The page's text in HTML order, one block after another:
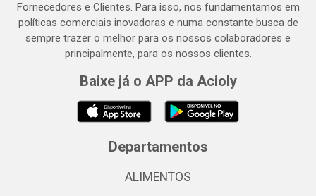
Fornecedores e Clientes. Para isso, nos fundamentamos em
políticas comerciais inovadoras e numa constante busca de
sempre trazer o melhor para os nossos colaboradores e
principalmente, para os nossos clientes.
Baixe já o APP da Acioly
Departamentos
ALIMENTOS